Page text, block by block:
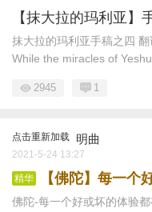
【抹大拉的玛利亚】
抹大拉的玛利亚手稿之四
While the miracles of
2945 1
点击重新加载 明曲
2021-5-24 13:27
精华 【佛陀】每一个
佛陀-每一个好或坏的体验